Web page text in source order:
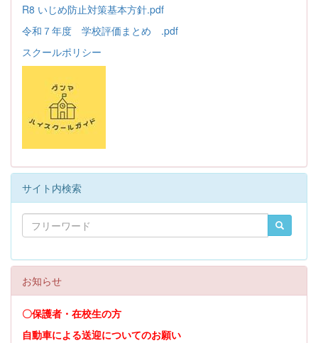
R8 いじめ防止対策基本方針.pdf
令和７年度 学校評価まとめ .pdf
スクールポリシー
サイト内検索
お知らせ
〇保護者・在校生の方
自動車による送迎についてのお願い